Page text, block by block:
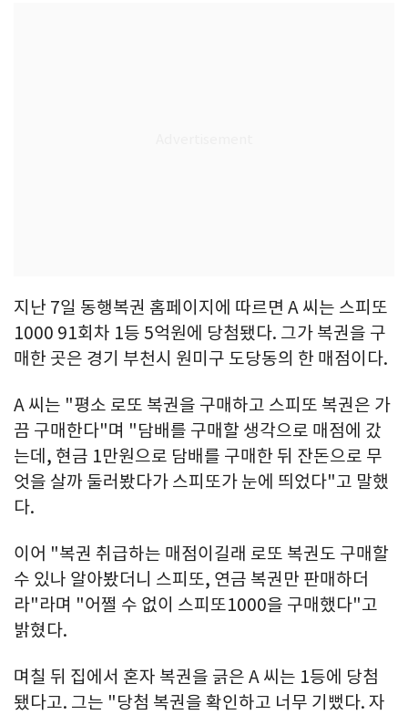
지난 7일 동행복권 홈페이지에 따르면 A 씨는 스피또
1000 91회차 1등 5억원에 당첨됐다. 그가 복권을 구
매한 곳은 경기 부천시 원미구 도당동의 한 매점이다.
A 씨는 "평소 로또 복권을 구매하고 스피또 복권은 가
끔 구매한다"며 "담배를 구매할 생각으로 매점에 갔
는데, 현금 1만원으로 담배를 구매한 뒤 잔돈으로 무
엇을 살까 둘러봤다가 스피또가 눈에 띄었다"고 말했
다.
이어 "복권 취급하는 매점이길래 로또 복권도 구매할
수 있나 알아봤더니 스피또, 연금 복권만 판매하더
라"라며 "어쩔 수 없이 스피또1000을 구매했다"고
밝혔다.
며칠 뒤 집에서 혼자 복권을 긁은 A 씨는 1등에 당첨
됐다고. 그는 "당첨 복권을 확인하고 너무 기뻤다. 자